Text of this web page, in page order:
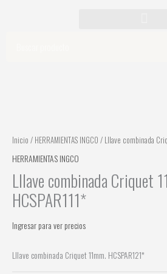
Inicio / HERRAMIENTAS INGCO / Lllave combinada
HERRAMIENTAS INGCO
Lllave combinada Criquet
HCSPAR111*
Ingresar para ver precios
Lllave combinada Criquet 11mm. HCSPAR121*